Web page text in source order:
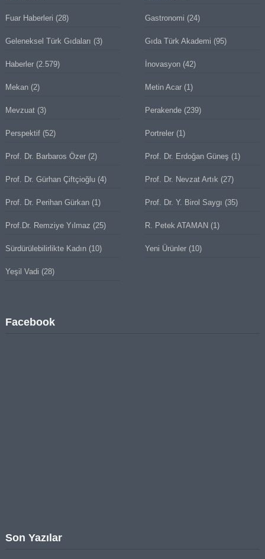
Fuar Haberleri (28) Gastronomi (24)
Geleneksel Türk Gıdaları (3) Gıda Türk Akademi (95)
Haberler(2.579) İnovasyon (42)
Mekan(2) Metin Acar (1)
Mevzuat(3) Perakende (239)
Perspektif(52) Portreler (1)
Prof. Dr. Barbaros Özer(2) Prof. Dr. Erdoğan Güneş (1)
Prof. Dr. Gürhan Çiftçioğlu(4) Prof. Dr. Nevzat Artık (27)
Prof. Dr. Perihan Gürkan(1) Prof. Dr. Y. Birol Saygı (35)
Prof.Dr. Remziye Yılmaz (25) R. Petek ATAMAN (1)
Sürdürülebilirlikte Kadın(10) Yeni Ürünler (10)
Yeşil Vadi (28)
Facebook
Son Yazılar